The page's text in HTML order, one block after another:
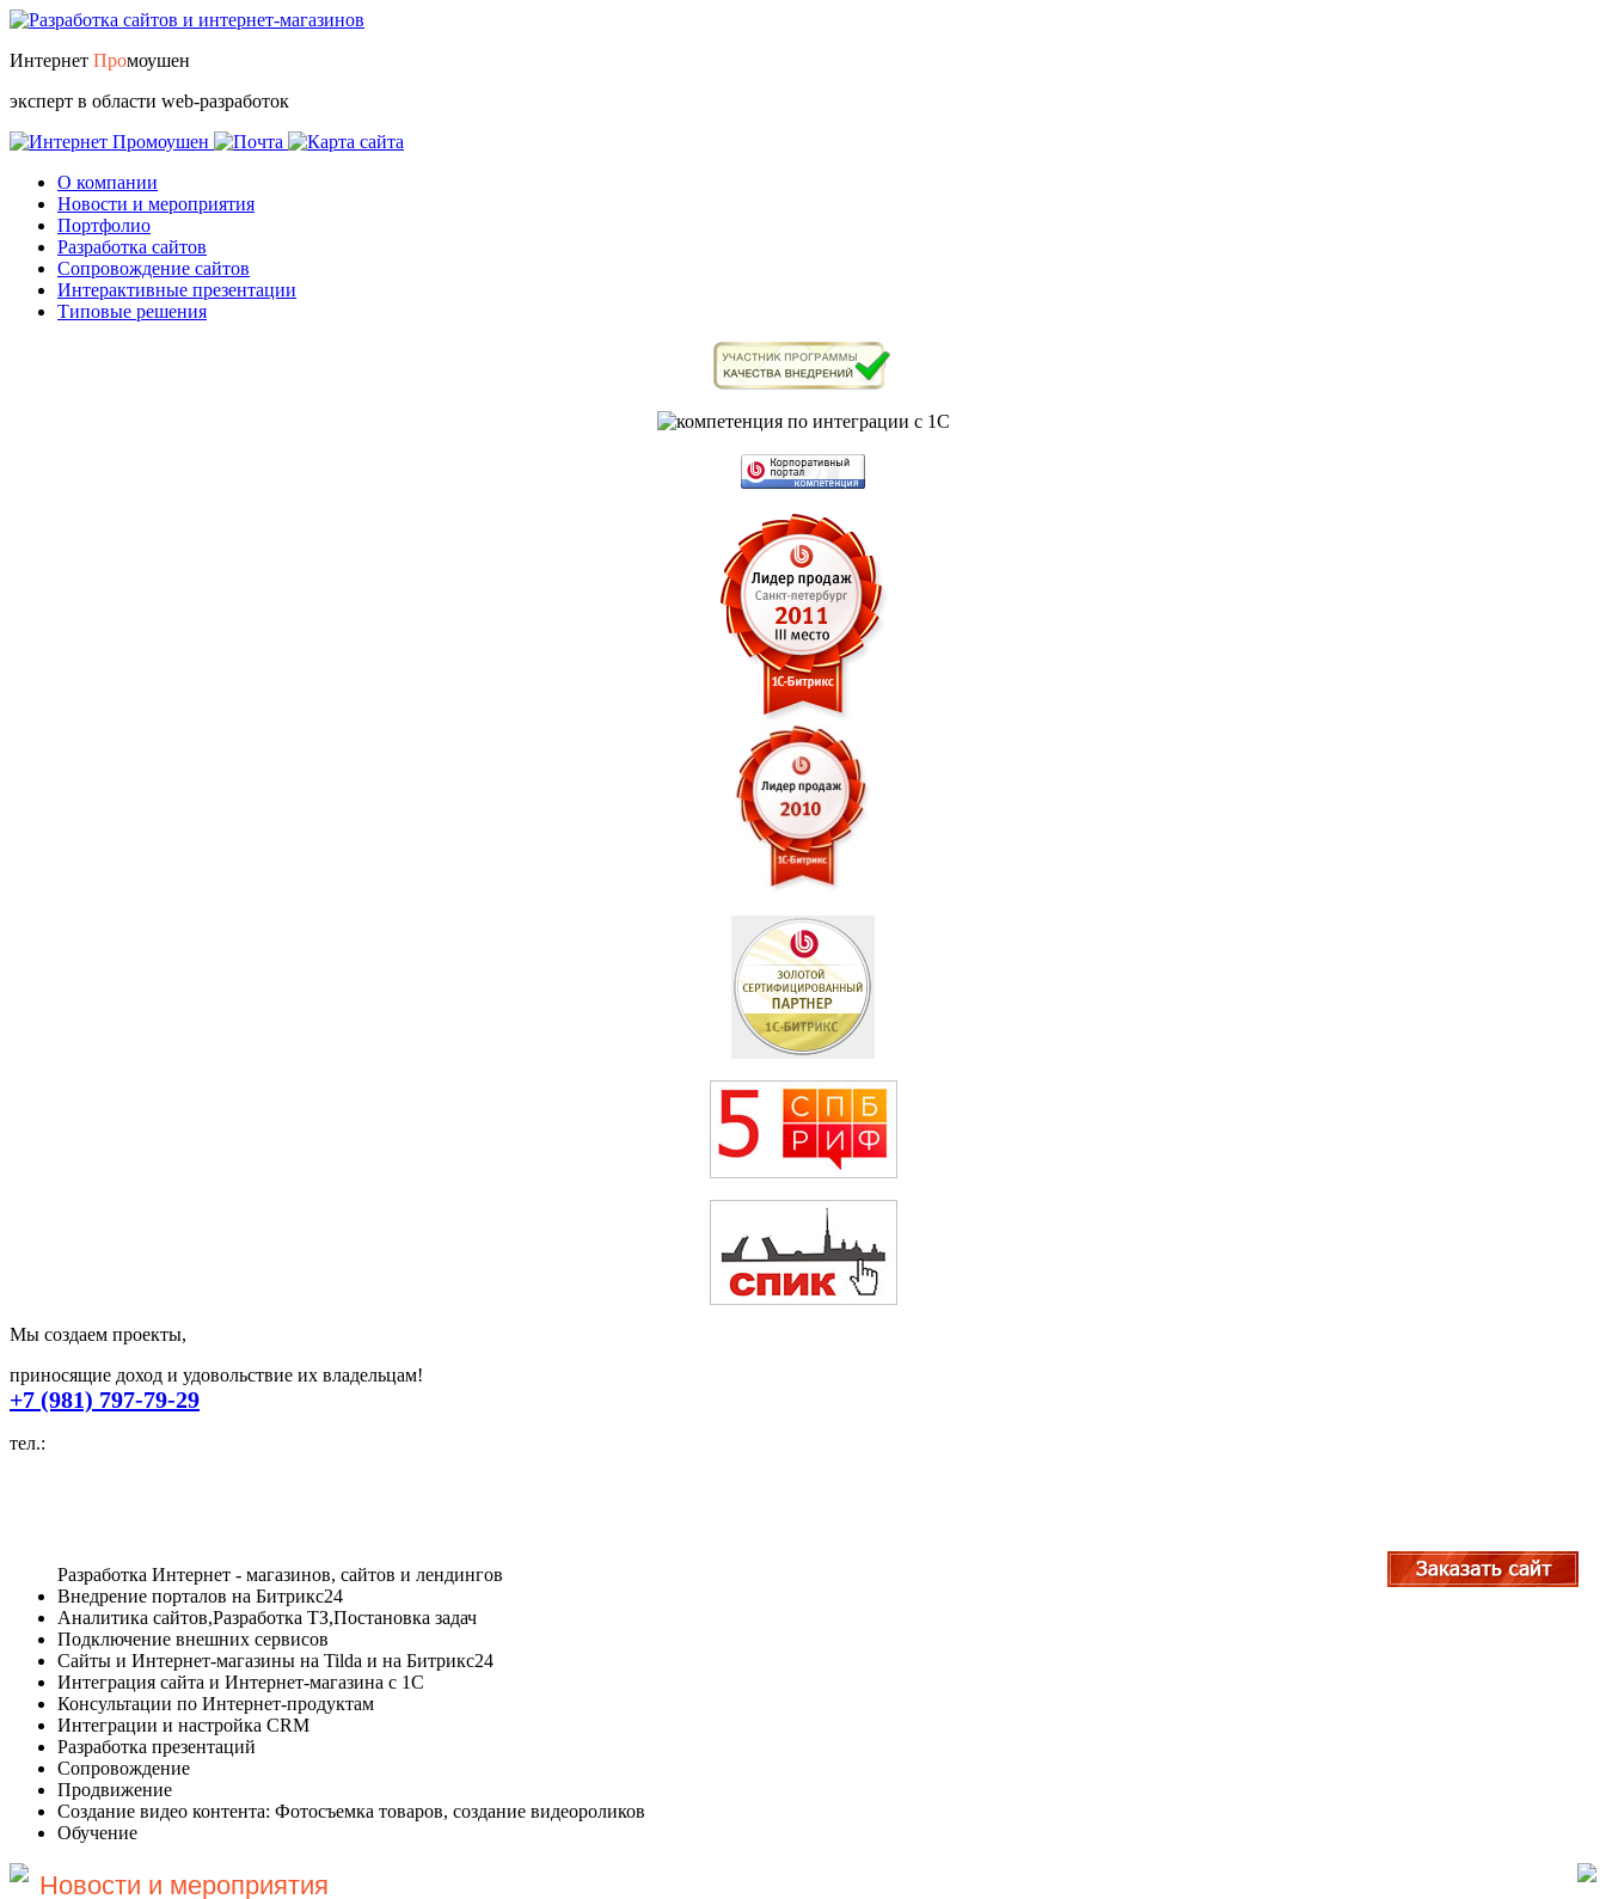
Интернет Промоушен
эксперт в области web-разработок
О компании
Новости и мероприятия
Портфолио
Разработка сайтов
Сопровождение сайтов
Интерактивные презентации
Типовые решения
Мы создаем проекты,
приносящие доход и удовольствие их владельцам!
+7 (981) 797-79-29
тел.:
Разработка Интернет - магазинов, сайтов и лендингов
Внедрение порталов на Битрикс24
Аналитика сайтов,Разработка ТЗ,Постановка задач
Подключение внешних сервисов
Сайты и Интернет-магазины на Tilda и на Битрикс24
Интеграция сайта и Интернет-магазина с 1С
Консультации по Интернет-продуктам
Интеграции и настройка CRM
Разработка презентаций
Сопровождение
Продвижение
Создание видео контента: Фотосъемка товаров, создание видеороликов
Обучение
Новости и мероприятия